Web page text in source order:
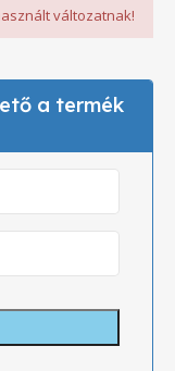
változatnak!
a termék